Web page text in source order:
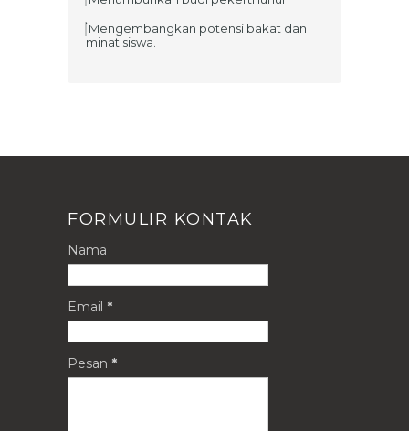
Mengembangkan potensi bakat dan
minat siswa.
FORMULIR KONTAK
Nama
Email *
Pesan *